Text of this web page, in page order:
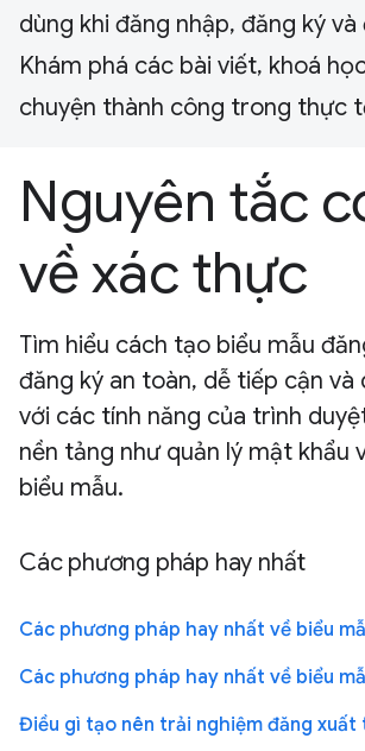
dùng khi đăng nhập, đăng ký và
Khám phá các bài viết, khoá
chuyện thành công trong thực
Nguyên tắc
về xác thực
Tìm hiểu cách tạo biểu mẫu
đăng ký an toàn, dễ tiếp cận và
với các tính năng của trình
nền tảng như quản lý mật khẩu
biểu mẫu.
Các phương pháp hay nhất
Các phương pháp hay nhất về biểu
Các phương pháp hay nhất về biểu
Điều gì tạo nên trải nghiệm đăng xuất